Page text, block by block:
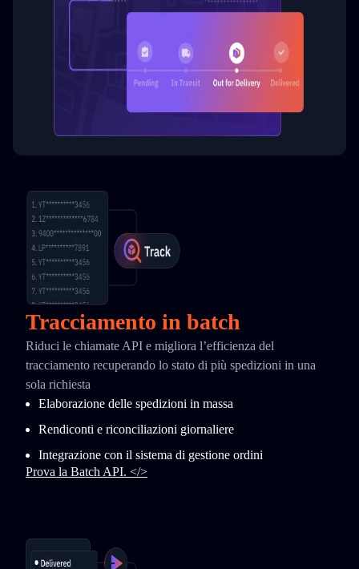
Tracciamento in batch
Riduci le chiamate API e migliora l’efficienza del
tracciamento recuperando lo stato di più spedizioni in una
sola richiesta
Elaborazione delle spedizioni in massa
Rendiconti e riconciliazioni giornaliere
Integrazione con il sistema di gestione ordini
Prova la Batch API. </>